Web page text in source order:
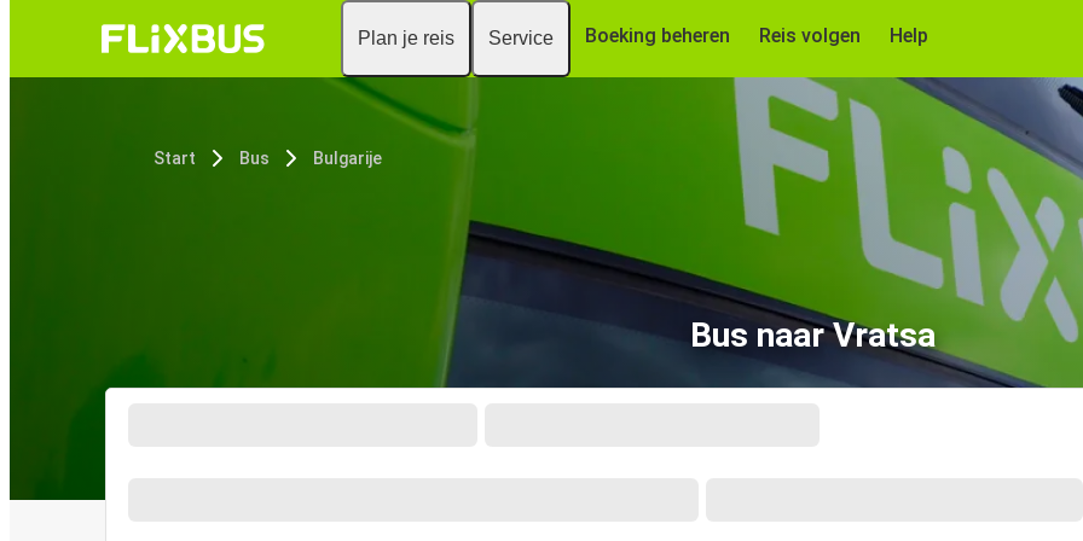
Plan je reis Service Boeking beheren Reis volgen Help
Start Bus Bulgarije
Bus naar Vratsa